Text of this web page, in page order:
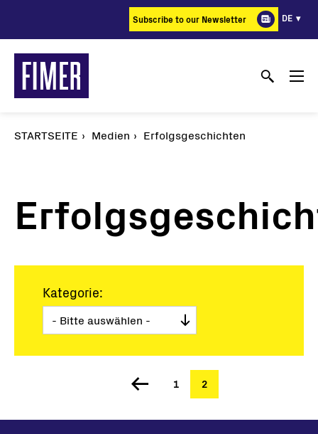
Subscribe to our Newsletter DE
STARTSEITE Medien Erfolgsgeschichten
Kategorie:
Seitennummerierung
Seite
1 Aktuelle
2